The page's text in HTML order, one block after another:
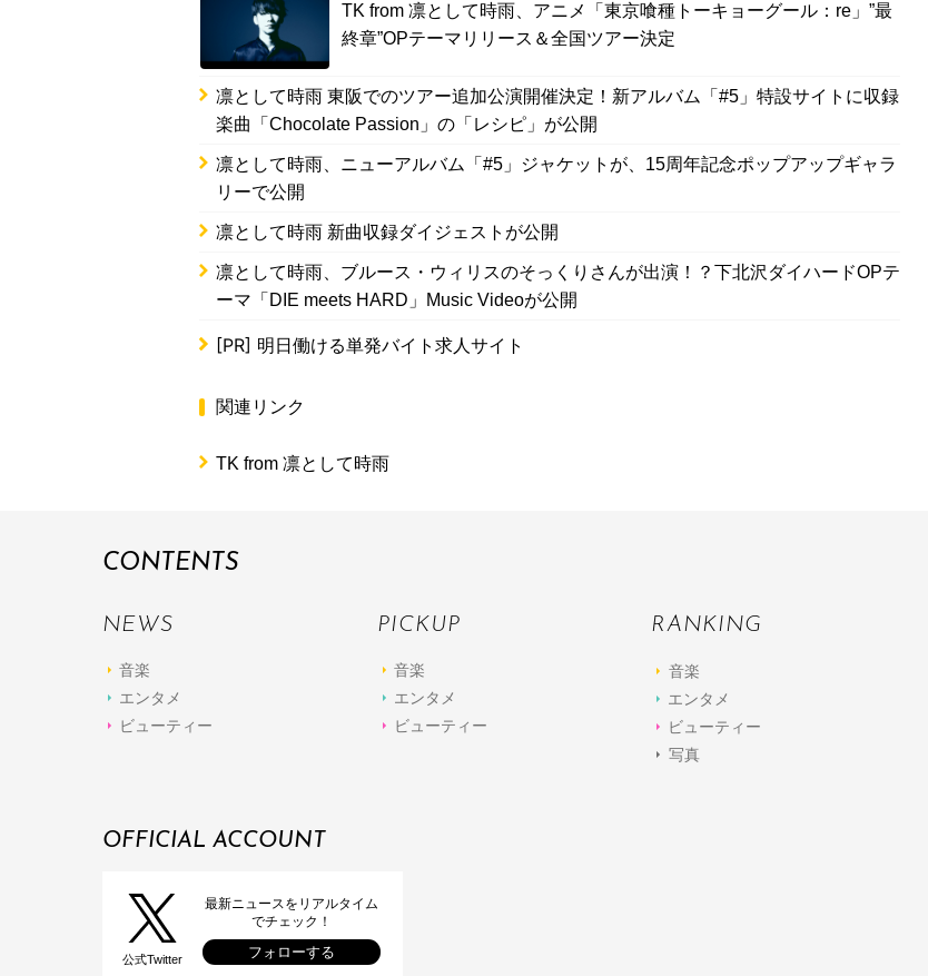
TK from 凛として時雨、アニメ「東京喰種トーキョーグール：re」”最
終章”OPテーマリリース＆全国ツアー決定
凛として時雨 東阪でのツアー追加公演開催決定！新アルバム「#5」特設サイトに収録
楽曲「Chocolate Passion」の「レシピ」が公開
凛として時雨、ニューアルバム「#5」ジャケットが、15周年記念ポップアップギャラ
リーで公開
凛として時雨 新曲収録ダイジェストが公開
凛として時雨、ブルース・ウィリスのそっくりさんが出演！？下北沢ダイハードOPテ
ーマ「DIE meets HARD」Music Videoが公開
[PR] 明日働ける単発バイト求人サイト
関連リンク
TK from 凛として時雨
CONTENTS
NEWS
音楽
エンタメ
ビューティー
PICKUP
音楽
エンタメ
ビューティー
RANKING
音楽
エンタメ
ビューティー
写真
OFFICIAL ACCOUNT
公式Twitter
最新ニュースをリアルタイム
でチェック！
フォローする